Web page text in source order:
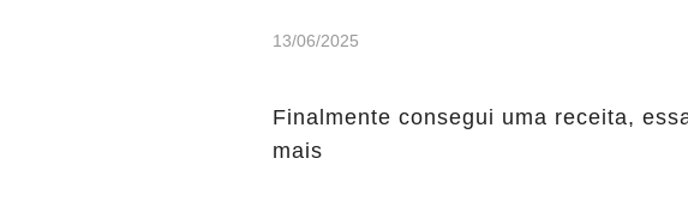
13/06/2025
Finalmente consegui uma receita,
mais